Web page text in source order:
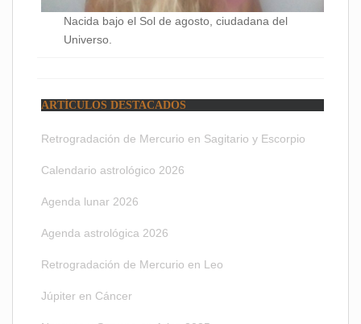
Nacida bajo el Sol de agosto, ciudadana del
Universo.
ARTÍCULOS DESTACADOS
Retrogradación de Mercurio en Sagitario y Escorpio
Calendario astrológico 2026
Agenda lunar 2026
Agenda astrológica 2026
Retrogradación de Mercurio en Leo
Júpiter en Cáncer